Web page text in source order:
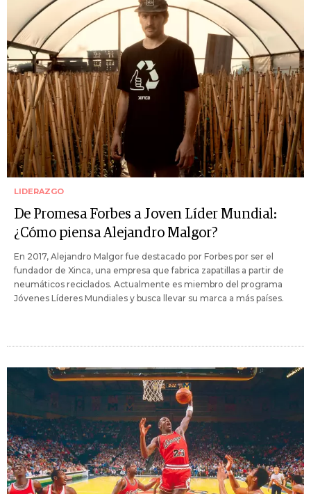
LIDERAZGO
De Promesa Forbes a Joven Líder Mundial:
¿Cómo piensa Alejandro Malgor?
En 2017, Alejandro Malgor fue destacado por Forbes por ser el
fundador de Xinca, una empresa que fabrica zapatillas a partir de
neumáticos reciclados. Actualmente es miembro del programa
Jóvenes Líderes Mundiales y busca llevar su marca a más países.